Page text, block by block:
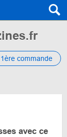
1ère commande
avec ce